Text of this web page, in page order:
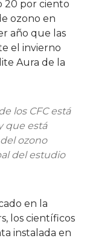
20 por ciento
ozono en
año que las
el invierno
Aura de la
los CFC está
que está
ozono
del estudio
en la
los científicos
instalada en